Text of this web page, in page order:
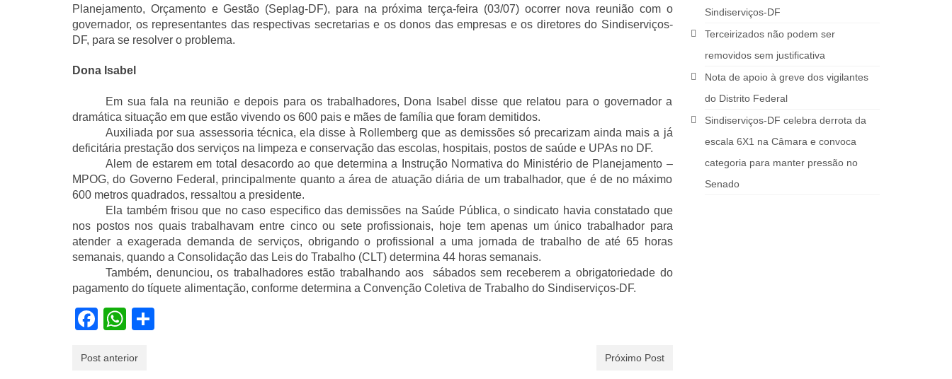
Planejamento, Orçamento e Gestão (Seplag-DF), para na próxima terça-feira (03/07) ocorrer nova reunião com o
governador, os representantes das respectivas secretarias e os donos das empresas e os diretores do Sindiserviços-
DF, para se resolver o problema.
Dona Isabel
Em sua fala na reunião e depois para os trabalhadores, Dona Isabel disse que relatou para o governador a
dramática situação em que estão vivendo os 600 pais e mães de família que foram demitidos.
Auxiliada por sua assessoria técnica, ela disse à Rollemberg que as demissões só precarizam ainda mais a já
deficitária prestação dos serviços na limpeza e conservação das escolas, hospitais, postos de saúde e UPAs no DF.
Alem de estarem em total desacordo ao que determina a Instrução Normativa do Ministério de Planejamento –
MPOG, do Governo Federal, principalmente quanto a área de atuação diária de um trabalhador, que é de no máximo
600 metros quadrados, ressaltou a presidente.
Ela também frisou que no caso especifico das demissões na Saúde Pública, o sindicato havia constatado que
nos postos nos quais trabalhavam entre cinco ou sete profissionais, hoje tem apenas um único trabalhador para
atender a exagerada demanda de serviços, obrigando o profissional a uma jornada de trabalho de até 65 horas
semanais, quando a Consolidação das Leis do Trabalho (CLT) determina 44 horas semanais.
Também, denunciou, os trabalhadores estão trabalhando aos sábados sem receberem a obrigatoriedade do
pagamento do tíquete alimentação, conforme determina a Convenção Coletiva de Trabalho do Sindiserviços-DF.
Facebook
WhatsApp
Post anterior Próximo Post
Sindiserviços-DF
Terceirizados não podem ser
removidos sem justificativa
Nota de apoio à greve dos vigilantes
do Distrito Federal
Sindiserviços-DF celebra derrota da
escala 6X1 na Câmara e convoca
categoria para manter pressão no
Senado